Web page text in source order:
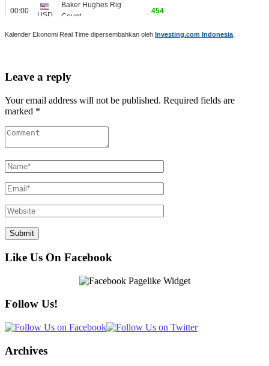
Kalender Ekonomi Real Time dipersembahkan oleh Investing.com Indonesia
Leave a reply
Your email address will not be published. Required fields are
marked *
Like Us On Facebook
Follow Us!
Archives